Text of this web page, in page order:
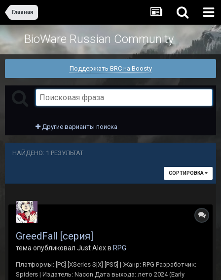
Главная
BioWare Russian Community
Поддержать BRC на Boosty
Другие варианты поиска
НАЙДЕНО: 1 РЕЗУЛЬТАТ
СОРТИРОВКА
GreedFall [серия]
тема опубликовал Just Alex в RPG
Платформы: [РС] [XSeries S|X] [PS5] | Жанр: RPG Разработчик:
Spiders | Издатель: Nacon Дата выхода: лето 2024 (Early